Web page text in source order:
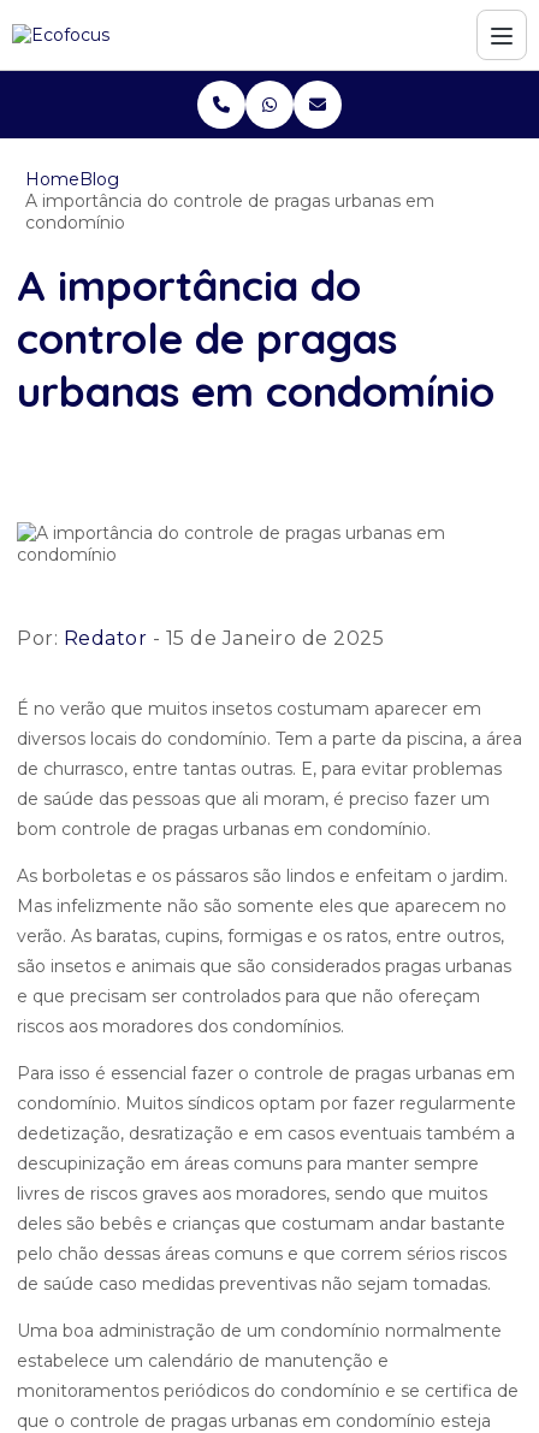
HomeBlog
A importância do controle de pragas urbanas em
condomínio
A importância do
controle de pragas
urbanas em condomínio
Por: Redator - 15 de Janeiro de 2025
É no verão que muitos insetos costumam aparecer em
diversos locais do condomínio. Tem a parte da piscina, a área
de churrasco, entre tantas outras. E, para evitar problemas
de saúde das pessoas que ali moram, é preciso fazer um
bom controle de pragas urbanas em condomínio.
As borboletas e os pássaros são lindos e enfeitam o jardim.
Mas infelizmente não são somente eles que aparecem no
verão. As baratas, cupins, formigas e os ratos, entre outros,
são insetos e animais que são considerados pragas urbanas
e que precisam ser controlados para que não ofereçam
riscos aos moradores dos condomínios.
Para isso é essencial fazer o controle de pragas urbanas em
condomínio. Muitos síndicos optam por fazer regularmente
dedetização, desratização e em casos eventuais também a
descupinização em áreas comuns para manter sempre
livres de riscos graves aos moradores, sendo que muitos
deles são bebês e crianças que costumam andar bastante
pelo chão dessas áreas comuns e que correm sérios riscos
de saúde caso medidas preventivas não sejam tomadas.
Uma boa administração de um condomínio normalmente
estabelece um calendário de manutenção e
monitoramentos periódicos do condomínio e se certifica de
que o controle de pragas urbanas em condomínio esteja